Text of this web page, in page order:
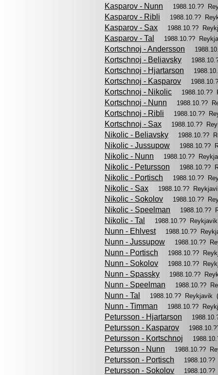
Kasparov - Nunn 1988.10.??
Kasparov - Ribli 1988.10.??
Kasparov - Sax 1988.10.??
Kasparov - Tal 1988.10.??
Kortschnoj - Andersson
Kortschnoj - Beliavsky
Kortschnoj - Hjartarson
Kortschnoj - Kasparov
Kortschnoj - Nikolic
Kortschnoj - Nunn 1988.10.??
Kortschnoj - Ribli 1988.10.??
Kortschnoj - Sax 1988.10.??
Nikolic - Beliavsky 1988.10.??
Nikolic - Jussupow 1988.10.??
Nikolic - Nunn 1988.10.??
Nikolic - Petursson 1988.10.??
Nikolic - Portisch 1988.10.??
Nikolic - Sax 1988.10.??
Nikolic - Sokolov 1988.10.??
Nikolic - Speelman 1988.10.??
Nikolic - Tal 1988.10.??
Nunn - Ehlvest 1988.10.??
Nunn - Jussupow 1988.10.??
Nunn - Portisch 1988.10.??
Nunn - Sokolov 1988.10.??
Nunn - Spassky 1988.10.??
Nunn - Speelman 1988.10.??
Nunn - Tal 1988.10.??
Nunn - Timman 1988.10.??
Petursson - Hjartarson
Petursson - Kasparov
Petursson - Kortschnoj
Petursson - Nunn 1988.10.??
Petursson - Portisch
Petursson - Sokolov